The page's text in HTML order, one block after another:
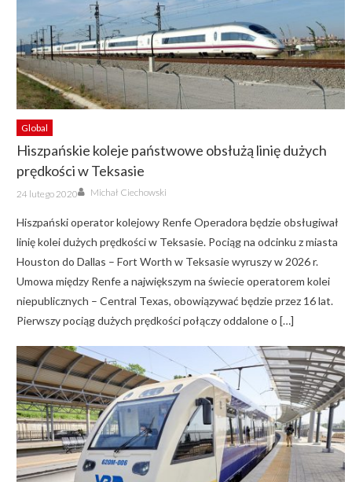
Global
Hiszpańskie koleje państwowe obsłużą linię dużych
prędkości w Teksasie
Posted
on
24 lutego 2020 Author
Michał Ciechowski
Hiszpański operator kolejowy Renfe Operadora będzie obsługiwał
linię kolei dużych prędkości w Teksasie. Pociąg na odcinku z miasta
Houston do Dallas – Fort Worth w Teksasie wyruszy w 2026 r.
Umowa między Renfe a największym na świecie operatorem kolei
niepublicznych – Central Texas, obowiązywać będzie przez 16 lat.
Pierwszy pociąg dużych prędkości połączy oddalone o […]